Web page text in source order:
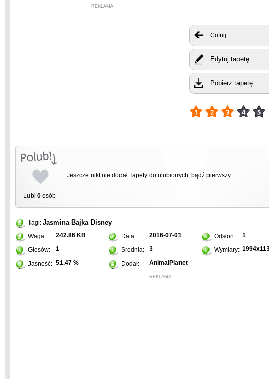
REKLAMA
Cofnij
Edytuj tapetę
Pobierz tapetę
Lubi 0 osób
Jeszcze nikt nie dodał Tapety do ulubionych, bądź pierwszy
Tagi: Jasmina Bajka Disney
Waga: 242.86 KB Data: 2016-07-01 Odsłon: 1
Głosów: 1 Srednia: 3 Wymiary:
Jasność: 51.47 % Dodał: AnimalPlanet
REKLAMA